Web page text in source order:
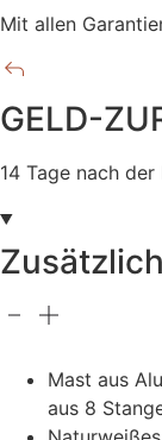
Mit allen
GELD-
14 Tage nach
Mast aus
aus 8